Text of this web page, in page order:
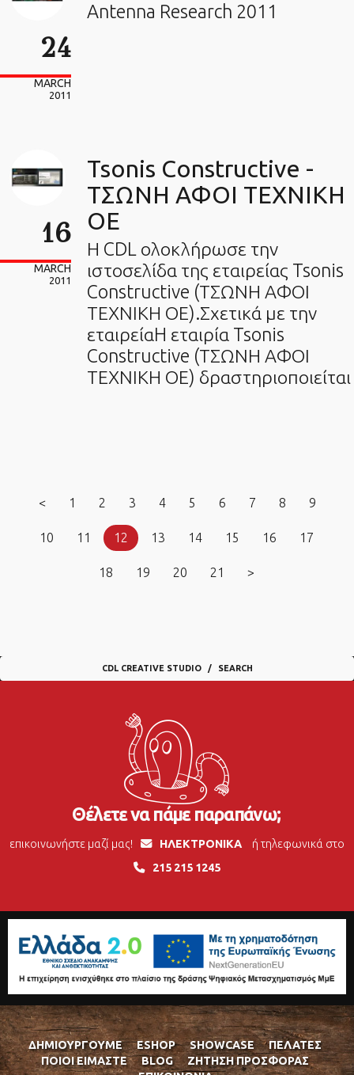
24
MARCH
2011
Antenna Research 2011
16
MARCH
2011
Tsonis Constructive -
ΤΣΩΝΗ ΑΦΟΙ ΤΕΧΝΙΚΗ
ΟΕ
Η CDL ολοκλήρωσε την
ιστοσελίδα της εταιρείας Tsonis
Constructive (ΤΣΩΝΗ ΑΦΟΙ
ΤΕΧΝΙΚΗ ΟΕ).Σχετικά με την
εταιρείαH εταιρία Tsonis
Constructive (ΤΣΩΝΗ ΑΦΟΙ
ΤΕΧΝΙΚΗ ΟΕ) δραστηριοποιείται
< 1 2 3 4 5 6 7 8 9
10 11 12 13 14 15 16 17
18 19 20 21 >
CDL CREATIVE STUDIO SEARCH
Θέλετε να πάμε παραπάνω;
επικοινωνήστε μαζί μας! ΗΛΕΚΤΡΟΝΙΚΑ
ή τηλεφωνικά στο
215 215 1245
ΔΗΜΙΟΥΡΓΟΎΜΕ ESHOP SHOWCASE
ΠΕΛΆΤΕΣ
ΠΟΙΟΊ ΕΊΜΑΣΤΕ
BLOG
ΖΉΤΗΣΗ ΠΡΟΣΦΟΡΆΣ